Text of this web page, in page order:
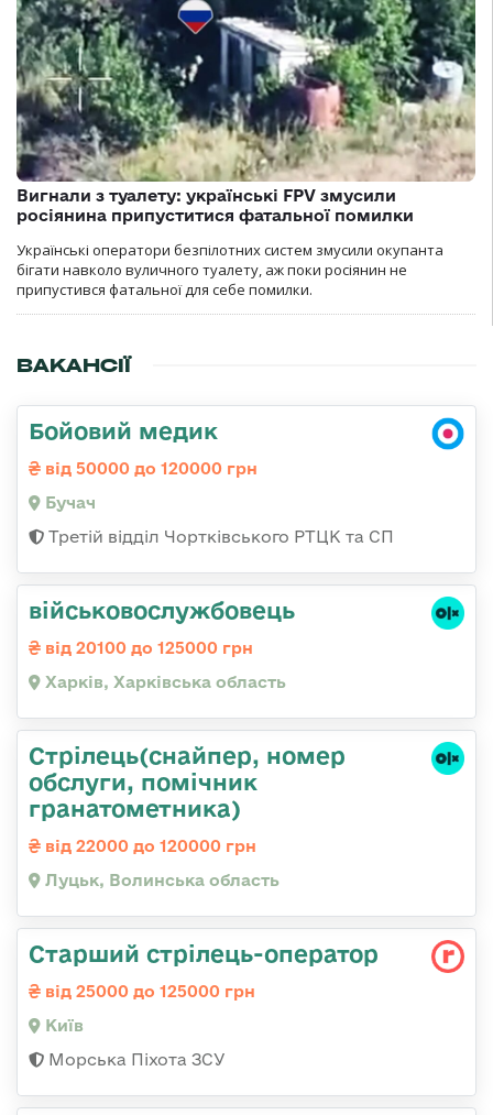
Вигнали з туалету: українські FPV змусили
росіянина припуститися фатальної помилки
Українські оператори безпілотних систем змусили окупанта
бігати навколо вуличного туалету, аж поки росіянин не
припустився фатальної для себе помилки.
ВАКАНСІЇ
Бойовий медик
від 50000 до 120000 грн
Бучач
Третій відділ Чортківського РТЦК та СП
військовослужбовець
від 20100 до 125000 грн
Харків, Харківська область
Стрілець(снайпер, номер
обслуги, помічник
гранатометника)
від 22000 до 120000 грн
Луцьк, Волинська область
Стаpший стpілець-опеpатоp
від 25000 до 125000 грн
Київ
Морська Піхота ЗСУ